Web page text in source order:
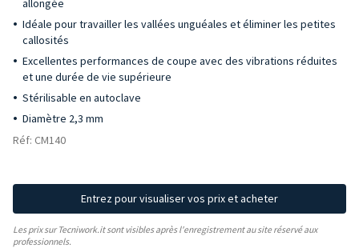
allongée
Idéale pour travailler les vallées unguéales et éliminer les petites
callosités
Excellentes performances de coupe avec des vibrations réduites
et une durée de vie supérieure
Stérilisable en autoclave
Diamètre 2,3 mm
Réf: CM140
Entrez pour visualiser vos prix et acheter
Les prix sur Tecniwork.it sont visibles après l'enregistrement au site réservé aux
professionnels.